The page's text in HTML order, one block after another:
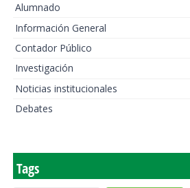
Alumnado
Información General
Contador Público
Investigación
Noticias institucionales
Debates
Tags